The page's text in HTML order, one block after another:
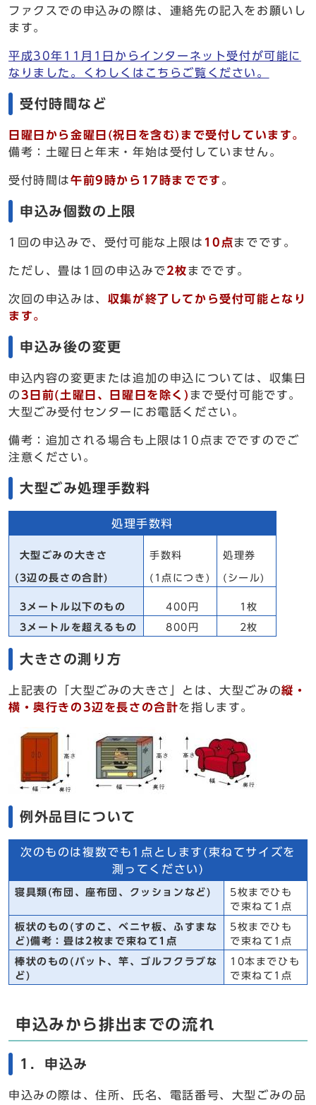
ファクスでの申込みの際は、連絡先の記入をお願いし
ます。
平成30年11月1日からインターネット受付が可能に
なりました。くわしくはこちらご覧ください。
受付時間など
日曜日から金曜日(祝日を含む)まで受付しています。
備考：土曜日と年末・年始は受付していません。
受付時間は午前9時から17時までです 。
申込み個数の上限
1回の申込みで、受付可能な上限は 10点までです。
ただし、畳は1回の申込みで2枚までです。
次回の申込みは、 収集が終了してから受付可能となり
ます。
申込み後の変更
申込内容の変更または追加の申込については、収集日
の 3日前(土曜日、日曜日を除く) まで受付可能です。
大型ごみ受付センターにお電話ください。
備考：追加される場合も上限は10点までですのでご
注意ください。
大型ごみ処理手数料
処理手数料
大型ごみの大きさ
(3辺の長さの合計)
手数料
(1点につき)
処理券
(シール)
3メートル以下のもの 400円 1枚
3メートルを超えるもの 800円 2枚
大きさの測り方
上記表の「大型ごみの大きさ」とは、大型ごみの縦・
横・奥行きの3辺を長さの合計を指します。
例外品目について
次のものは複数でも1点とします(束ねてサイズを
測ってください)
寝具類(布団、座布団、クッションなど)
5枚までひも
で束ねて1点
板状のもの(すのこ、ベニヤ板、ふすまな
ど)備考：畳は2枚まで束ねて1点
5枚までひも
で束ねて1点
棒状のもの(バット、竿、ゴルフクラブな
ど)
10本までひも
で束ねて1点
申込みから排出までの流れ
1．申込み
申込みの際は、住所、氏名、電話番号、大型ごみの品